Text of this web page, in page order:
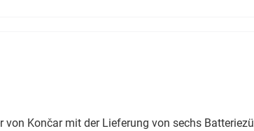
Končar mit der Lieferung von sechs